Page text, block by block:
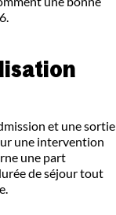
et une sortie
une intervention
une part
de séjour tout